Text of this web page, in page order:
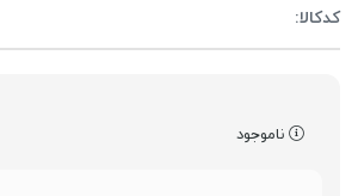
کدکالا:
ناموجود